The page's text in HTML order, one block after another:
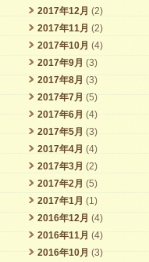
2017年12月 (2)
2017年11月 (2)
2017年10月 (4)
2017年9月 (3)
2017年8月 (3)
2017年7月 (5)
2017年6月 (4)
2017年5月 (3)
2017年4月 (4)
2017年3月 (2)
2017年2月 (5)
2017年1月 (1)
2016年12月 (4)
2016年11月 (4)
2016年10月 (3)